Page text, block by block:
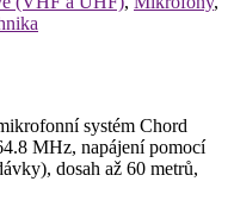
systém Chord
MHz, napájení pomocí
dosah až 60 metrů,